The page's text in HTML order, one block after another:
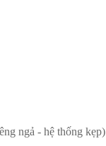
ngả - hệ thống kẹp)